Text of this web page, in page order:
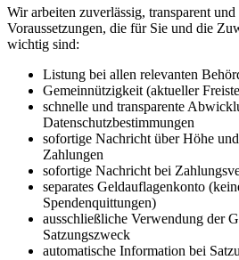
Wir arbeiten zuverlässig, transparent
Voraussetzungen, die für Sie und die
wichtig sind:
Listung bei allen relevanten
Gemeinnützigkeit (aktueller
schnelle und transparente
Datenschutzbestimmungen
sofortige Nachricht über Höhe
Zahlungen
sofortige Nachricht bei
separates Geldauflagenkonto
Spendenquittungen)
ausschließliche Verwendung der
Satzungszweck
automatische Information bei